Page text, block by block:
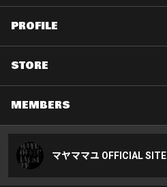
PROFILE
STORE
MEMBERS
マヤママユ OFFICIAL SITE